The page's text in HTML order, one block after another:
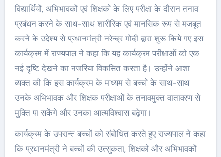
विद्यार्थियों, अभिभावकों एवं शिक्षकों के लिए परीक्षा के दौरान तनाव
प्रबंधन करने के साथ-साथ शारीरिक एवं मानसिक रूप से मजबूत
करने के उद्देश्य से प्रधानमंत्री नरेन्द्र मोदी द्वारा शुरू किये गए इस
कार्यक्रम में राज्यपाल ने कहा कि यह कार्यक्रम परीक्षाओं को एक
नई दृष्टि देखने का नजरिया विकसित करता है। उन्होंने आशा
व्यक्त की कि इस कार्यक्रम के माध्यम से बच्चों के साथ-साथ
उनके अभिभावक और शिक्षक परीक्षाओं के तनावमुक्त वातावरण से
मुक्ति पा सकेंगे और उनका आत्मविश्वास बढ़ेगा।
कार्यक्रम के उपरान्त बच्चों को संबोधित करते हुए राज्यपाल ने कहा
कि प्रधानमंत्री ने बच्चों की उत्सुकता, शिक्षकों और अभिभावकों